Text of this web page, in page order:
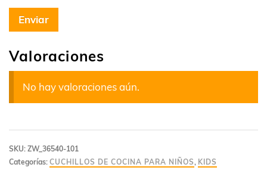
Valoraciones
No hay valoraciones aún.
SKU: ZW_36540-101
Categorías: CUCHILLOS DE COCINA PARA NIÑOS, KIDS